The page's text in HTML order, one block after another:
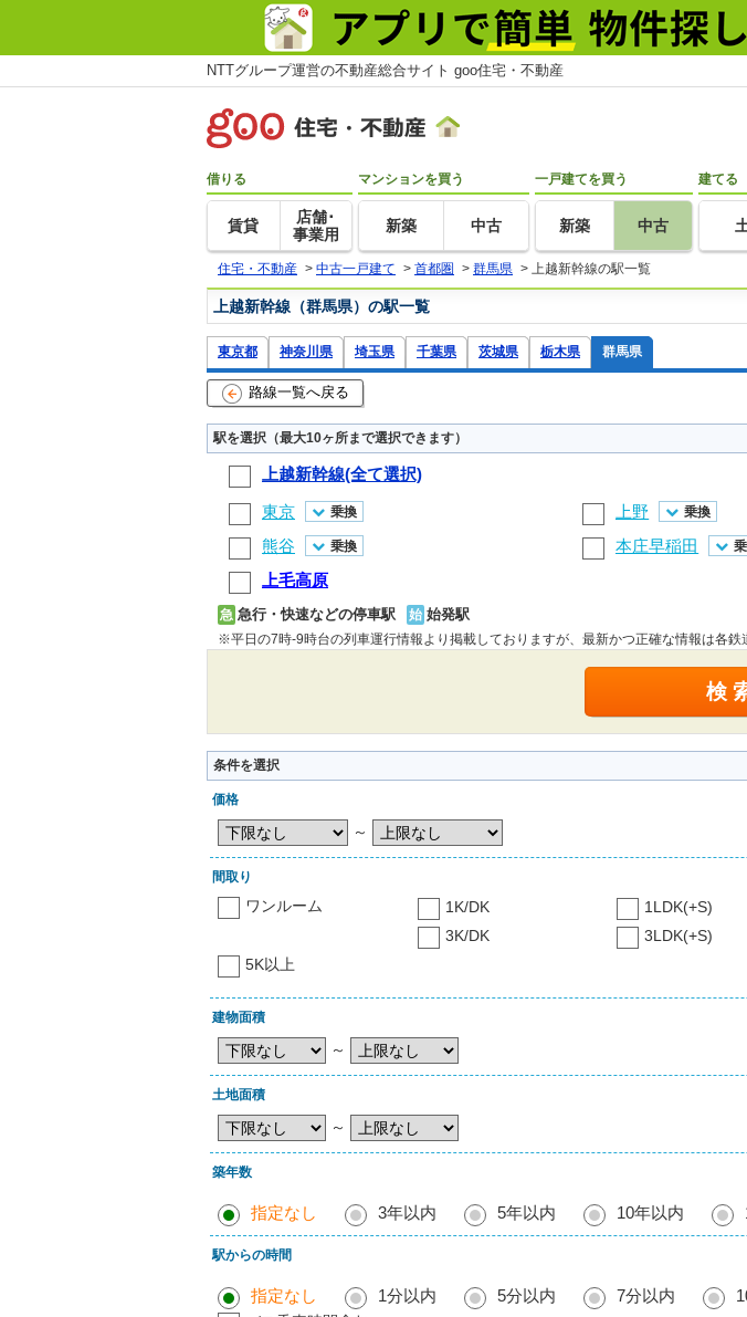
NTTグループ運営の不動産総合サイト goo住宅・不動産
借りる
賃貸
店舗･
事業用
マンションを買う
新築 中古
一戸建てを買う
新築 中古
建てる
住宅・不動産 > 中古一戸建て > 首都圏 > 群馬県 > 上越新幹線の駅一覧
上越新幹線（群馬県）の駅一覧
東京都 神奈川県 埼玉県 千葉県 茨城県 栃木県 群馬県
路線一覧へ戻る
駅を選択（最大10ヶ所まで選択できます）
上越新幹線(全て選択)
東京
乗換 上野 乗換
熊谷 乗換 本庄早稲田
上毛高原
急 急行・快速などの停車駅 始 始発駅
※平日の7時-9時台の列車運行情報より掲載しておりますが、最新かつ正確な情報は各鉄
条件を選択
価格
～
間取り
ワンルーム 1K/DK 1LDK(+S)
3K/DK
3LDK(+S)
5K以上
建物面積
～
土地面積
～
築年数
指定なし 3年以内 5年以内 10年以内
駅からの時間
指定なし 1分以内 5分以内 7分以内